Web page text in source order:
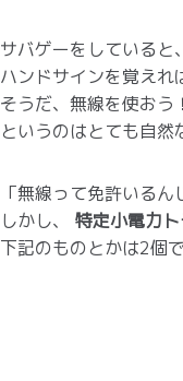
サバゲーをしていると
ハンドサインを覚えれ
そうだ、無線を使おう
というのはとても自
「無線って免許いる
しかし、 特定小電力
下記のものとかは2個